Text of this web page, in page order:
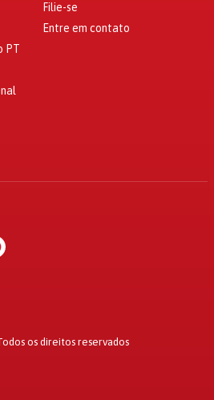
PT
Filie-se
Entre em contato
os direitos reservados